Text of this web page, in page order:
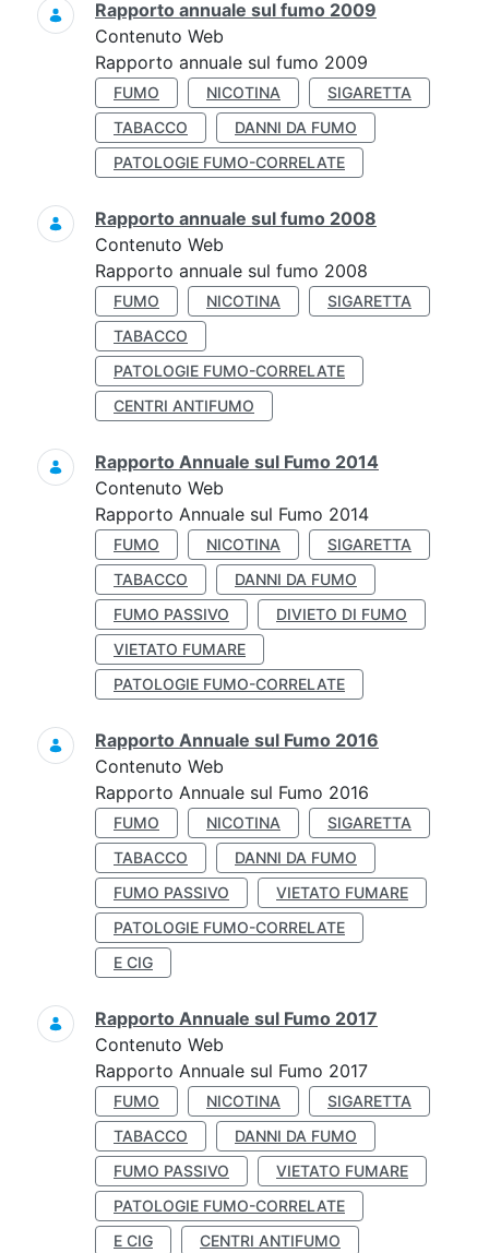
Rapporto annuale sul fumo 2009
Contenuto Web
Rapporto annuale sul fumo 2009
FUMO NICOTINA
SIGARETTA
TABACCO
DANNI DA FUMO
PATOLOGIE FUMO-CORRELATE
Rapporto annuale sul fumo 2008
Contenuto Web
Rapporto annuale sul fumo 2008
FUMO NICOTINA
SIGARETTA
TABACCO
PATOLOGIE FUMO-CORRELATE
CENTRI ANTIFUMO
Rapporto Annuale sul Fumo 2014
Contenuto Web
Rapporto Annuale sul Fumo 2014
FUMO NICOTINA
SIGARETTA
TABACCO
DANNI DA FUMO
FUMO PASSIVO
DIVIETO DI FUMO
VIETATO FUMARE
PATOLOGIE FUMO-CORRELATE
Rapporto Annuale sul Fumo 2016
Contenuto Web
Rapporto Annuale sul Fumo 2016
FUMO NICOTINA
SIGARETTA
TABACCO
DANNI DA FUMO
FUMO PASSIVO
VIETATO FUMARE
PATOLOGIE FUMO-CORRELATE
E CIG
Rapporto Annuale sul Fumo 2017
Contenuto Web
Rapporto Annuale sul Fumo 2017
FUMO NICOTINA
SIGARETTA
TABACCO
DANNI DA FUMO
FUMO PASSIVO
VIETATO FUMARE
PATOLOGIE FUMO-CORRELATE
E CIG
CENTRI ANTIFUMO